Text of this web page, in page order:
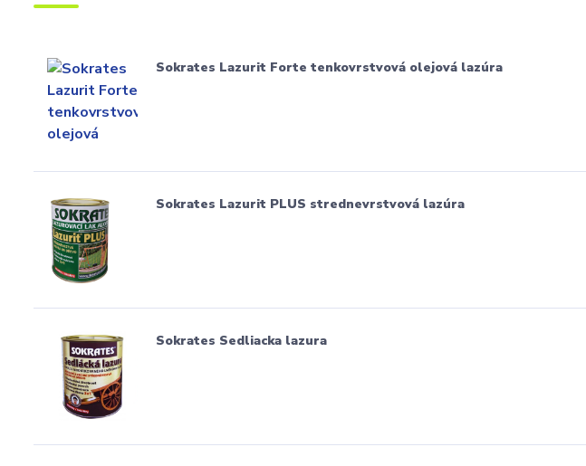
Sokrates Lazurit Forte tenkovrstvová olejová lazúra
Sokrates Lazurit PLUS strednevrstvová lazúra
Sokrates Sedliacka lazura